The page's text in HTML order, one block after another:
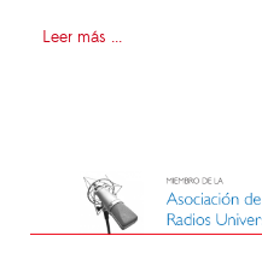
Leer más ...